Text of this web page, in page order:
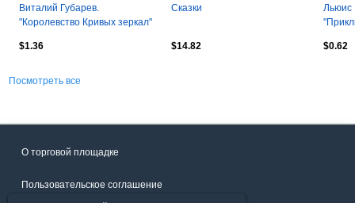
Виталий Губарев.
"Королевство Кривых зеркал"
$1.36
Сказки
$14.82
Льюис
1992 в
$0.62
Посмотреть все
О торговой площадке
Пользовательское соглашение